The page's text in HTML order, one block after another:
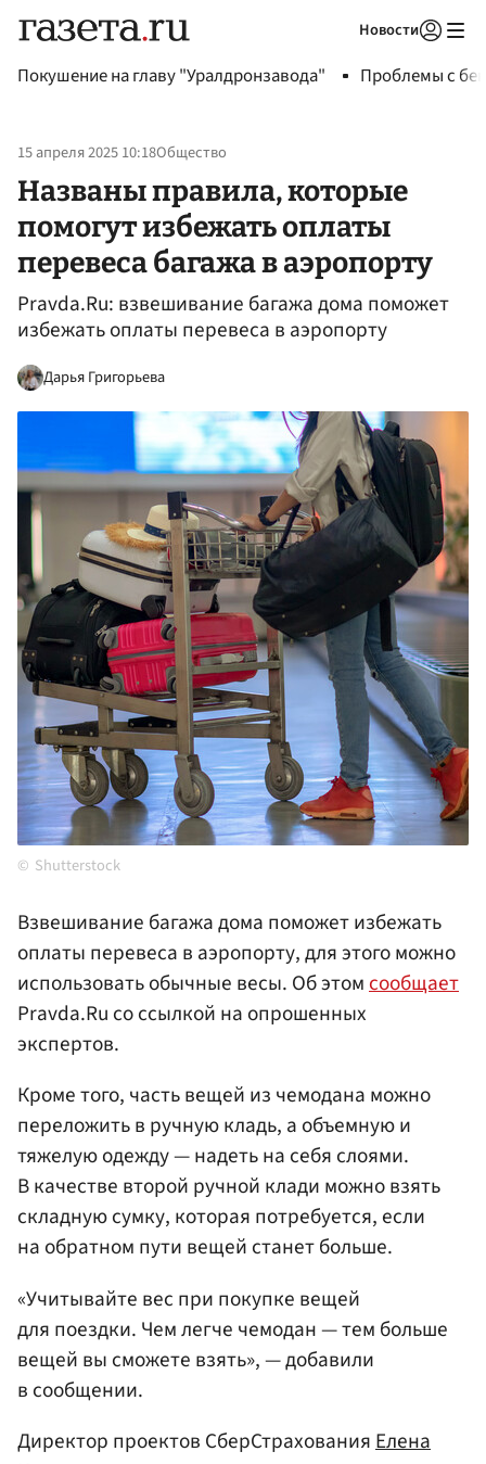
Новости
Покушение на главу "Уралдронзавода" Проблемы с
15 апреля 2025 10:18Общество
Названы правила, которые
помогут избежать оплаты
перевеса багажа в аэропорту
Pravda.Ru: взвешивание багажа дома поможет
избежать оплаты перевеса в аэропорту
Дарья Григорьева
Shutterstock
Взвешивание багажа дома поможет избежать
оплаты перевеса в аэропорту, для этого можно
использовать обычные весы. Об этомсообщает
Pravda.Ru со ссылкой на опрошенных
экспертов.
Кроме того, часть вещей из чемодана можно
переложить в ручную кладь, а объемную и
тяжелую одежду — надеть на себя слоями.
В качестве второй ручной клади можно взять
складную сумку, которая потребуется, если
на обратном пути вещей станет больше.
«Учитывайте вес при покупке вещей
для поездки. Чем легче чемодан — тем больше
вещей вы сможете взять», — добавили
в сообщении.
Директор проектов СберСтрахованияЕлена